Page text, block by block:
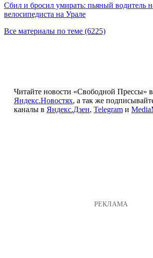
Сбил и бросил умирать: пьяный водитель
велосипедиста на Урале
Все материалы по теме (6225)
Читайте новости «Свободной Прессы» в
Яндекс.Новостях, а так же
каналы в Яндекс.Дзен, Telegram и